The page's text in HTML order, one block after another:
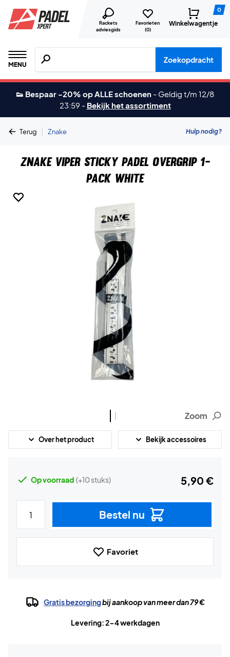
Rackets
adviesgids
Favorieten
(0)
0
Winkelwagentje
MENU
Zoeken naar producten, merken etc.
Zoekopdracht
👟 Bespaar -20% op ALLE schoenen - Geldig t/m 12/8
23:59 - Bekijk het assortiment
Terug | Znake Hulp nodig?
Znake Viper Sticky Padel Overgrip 1-
Pack White
Zoom
Over het product Bekijk accessoires
Op voorraad (+10 stuks) 5,90 €
Bestel nu
Favoriet
Gratis bezorgingbij aankoop van meer dan 79 €
Levering: 2-4 werkdagen